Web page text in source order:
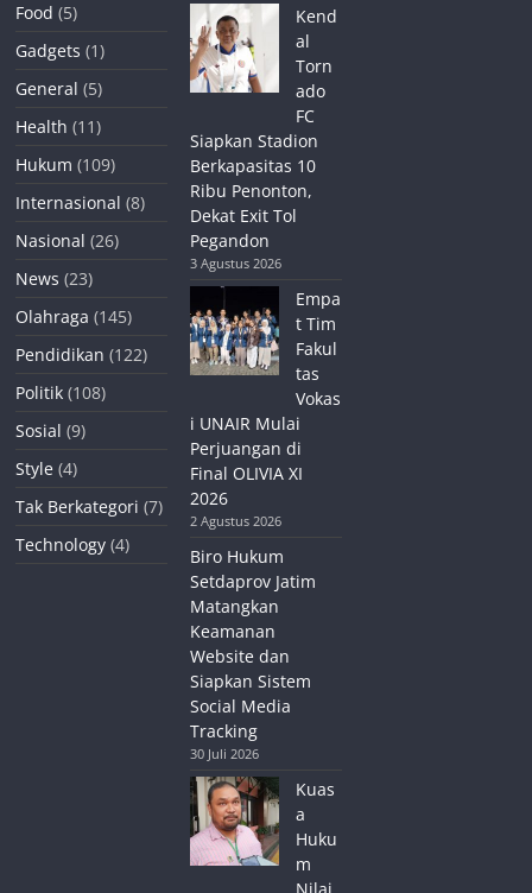
Food (5)
Gadgets (1)
General (5)
Health (11)
Hukum (109)
Internasional (8)
Nasional (26)
News (23)
Olahraga (145)
Pendidikan (122)
Politik (108)
Sosial (9)
Style (4)
Tak Berkategori (7)
Technology (4)
Kend
al
Torn
ado
FC
Siapkan Stadion
Berkapasitas 10
Ribu Penonton,
Dekat Exit Tol
Pegandon
3 Agustus 2026
Empa
t Tim
Fakul
tas
Vokas
i UNAIR Mulai
Perjuangan di
Final OLIVIA XI
2026
2 Agustus 2026
Biro Hukum
Setdaprov Jatim
Matangkan
Keamanan
Website dan
Siapkan Sistem
Social Media
Tracking
30 Juli 2026
Kuas
a
Huku
m